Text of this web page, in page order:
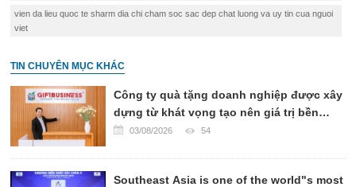
vien da lieu quoc te sharm dia chi cham soc sac dep chat luong va uy tin cua nguoi
viet
TIN CHUYÊN MỤC KHÁC
Công ty quà tặng doanh nghiệp được xây
dựng từ khát vọng tạo nên giá trị bền
vững03/08/2026 54
Southeast Asia is one of the world"s most